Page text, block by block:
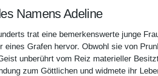
Namens Adeline
trat eine bemerkenswerte junge
eines Grafen hervor. Obwohl sie von
unberührt vom Reiz materieller
zum Göttlichen und widmete ihr